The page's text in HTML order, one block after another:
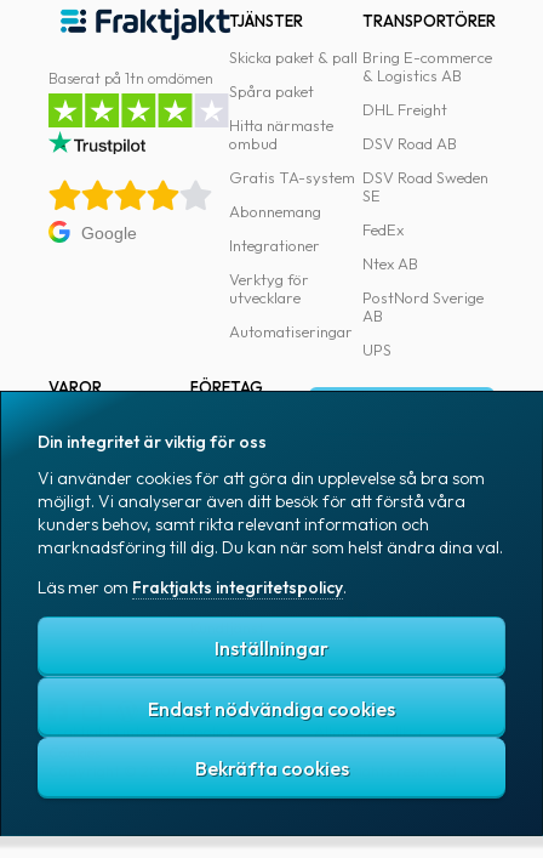
Förbjudet
farligt
innehåll
Baserat på 1tn omdömen
Google
TJÄNSTER
Skicka paket & pall
Spåra paket
Hitta närmaste
ombud
Gratis TA-system
Abonnemang
Integrationer
Verktyg för
utvecklare
Automatiseringar
TRANSPORTÖRER
Bring E-commerce
& Logistics AB
DHL Freight
DSV Road AB
DSV Road Sweden
SE
FedEx
Ntex AB
PostNord Sverige
AB
UPS
VAROR
Märkning
Emballage
Emballagetillbehör
Kontorsvaror
FÖRETAG
Pressrum
Medarbetare
Jobb & karriär
Nyhetsarkiv
Blogg
Skapa konto
Fraktjakts integritetspolicy
Allmänna villkor
Copyright © 2007 – 2026 Fraktjakt AB. All rights reserved.
Din integritet är viktig för oss
Vi använder cookies för att göra din upplevelse så bra som
möjligt. Vi analyserar även ditt besök för att förstå våra
kunders behov, samt rikta relevant information och
marknadsföring till dig. Du kan när som helst ändra dina val.
Läs mer om Fraktjakts integritetspolicy.
Inställningar
Endast nödvändiga cookies